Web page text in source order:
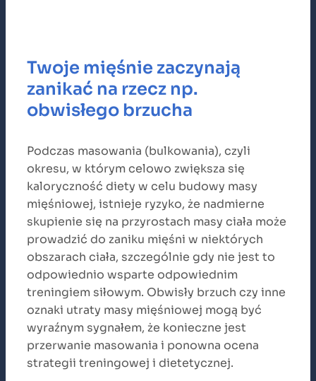
Twoje mięśnie zaczynają
zanikać na rzecz np.
obwisłego brzucha
Podczas masowania (bulkowania), czyli
okresu, w którym celowo zwiększa się
kaloryczność diety w celu budowy masy
mięśniowej, istnieje ryzyko, że nadmierne
skupienie się na przyrostach masy ciała może
prowadzić do zaniku mięśni w niektórych
obszarach ciała, szczególnie gdy nie jest to
odpowiednio wsparte odpowiednim
treningiem siłowym. Obwisły brzuch czy inne
oznaki utraty masy mięśniowej mogą być
wyraźnym sygnałem, że konieczne jest
przerwanie masowania i ponowna ocena
strategii treningowej i dietetycznej.